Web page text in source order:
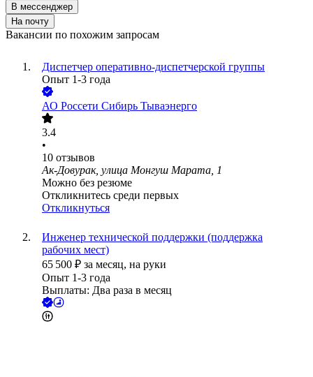
В мессенджер
На почту
Вакансии по похожим запросам
Диспетчер оперативно-диспетчерской группы
Опыт 1-3 года
АО Россети Сибирь Тываэнерго
3.4
•
10 отзывов
Ак-Довурак, улица Монгуш Марата, 1
Можно без резюме
Откликнитесь среди первых
Откликнуться
Инженер технической поддержки (поддержка
рабочих мест)
65 500 ₽ за месяц, на руки
Опыт 1-3 года
Выплаты: Два раза в месяц